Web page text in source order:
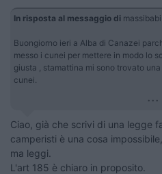
In risposta al messaggio di massibabi
Buongiorno ieri a Alba di Canazei
messo i cunei per mettere in modo lo
giusta , stamattina mi sono trovato
cunei.
...
Ciao, già che scrivi di una legge
camperisti è una cosa
ma leggi.
L'art 185 è chiaro in proposito.